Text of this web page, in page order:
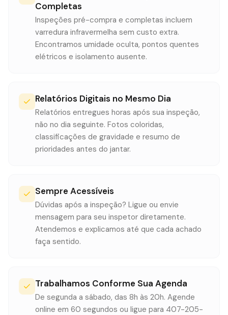
Completas
Inspeções pré-compra e completas incluem
varredura infravermelha sem custo extra.
Encontramos umidade oculta, pontos quentes
elétricos e isolamento ausente.
Relatórios Digitais no Mesmo Dia
Relatórios entregues horas após sua inspeção,
não no dia seguinte. Fotos coloridas,
classificações de gravidade e resumo de
prioridades antes do jantar.
Sempre Acessíveis
Dúvidas após a inspeção? Ligue ou envie
mensagem para seu inspetor diretamente.
Atendemos e explicamos até que cada achado
faça sentido.
Trabalhamos Conforme Sua Agenda
De segunda a sábado, das 8h às 20h. Agende
online em 60 segundos ou ligue para 407-205-